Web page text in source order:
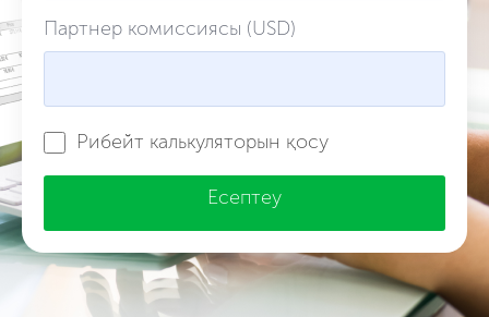
Партнер комиссиясы (USD)
Рибейт калькуляторын қосу
Есептеу